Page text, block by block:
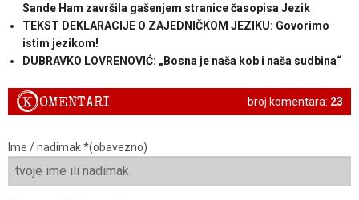
Sande Ham završila gašenjem stranice časopisa Jezik
TEKST DEKLARACIJE O ZAJEDNIČKOM JEZIKU: Govorimo
istim jezikom!
DUBRAVKO LOVRENOVIĆ: „Bosna je naša kob i naša sudbina“
broj komentara: 23
KOMENTARI
Ime / nadimak *(obavezno)